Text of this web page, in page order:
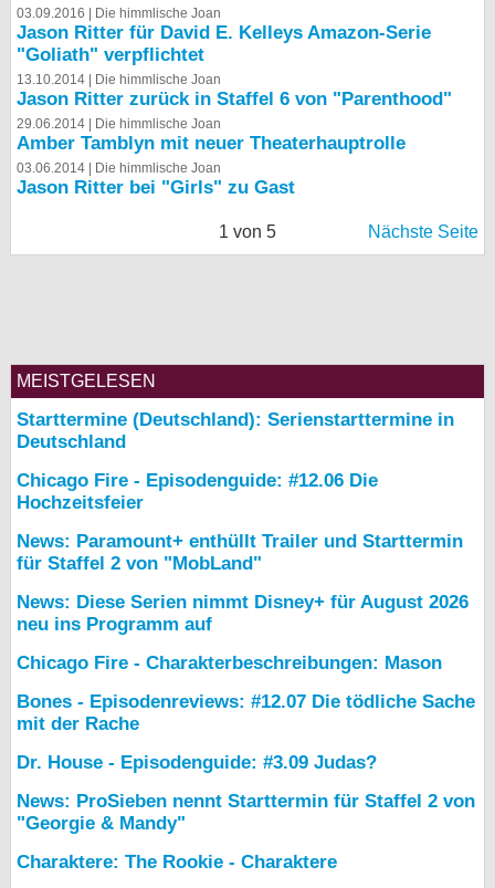
03.09.2016 | Die himmlische Joan
Jason Ritter für David E. Kelleys Amazon-Serie
"Goliath" verpflichtet
13.10.2014 | Die himmlische Joan
Jason Ritter zurück in Staffel 6 von "Parenthood"
29.06.2014 | Die himmlische Joan
Amber Tamblyn mit neuer Theaterhauptrolle
03.06.2014 | Die himmlische Joan
Jason Ritter bei "Girls" zu Gast
1 von 5 Nächste Seite
MEISTGELESEN
Starttermine (Deutschland): Serienstarttermine in
Deutschland
Chicago Fire - Episodenguide: #12.06 Die
Hochzeitsfeier
News: Paramount+ enthüllt Trailer und Starttermin
für Staffel 2 von "MobLand"
News: Diese Serien nimmt Disney+ für August 2026
neu ins Programm auf
Chicago Fire - Charakterbeschreibungen: Mason
Bones - Episodenreviews: #12.07 Die tödliche Sache
mit der Rache
Dr. House - Episodenguide: #3.09 Judas?
News: ProSieben nennt Starttermin für Staffel 2 von
"Georgie & Mandy"
Charaktere: The Rookie - Charaktere